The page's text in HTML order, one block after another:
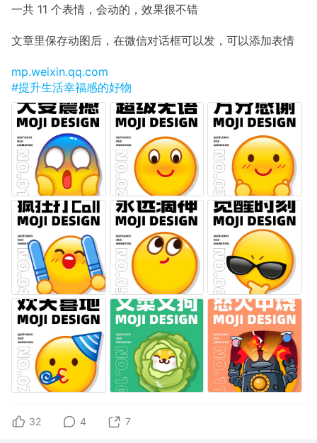
一共 11 个表情，会动的，效果很不错
文章里保存动图后，在微信对话框可以发，可以添加表情
mp.weixin.qq.com
#提升生活幸福感的好物
32 4 7